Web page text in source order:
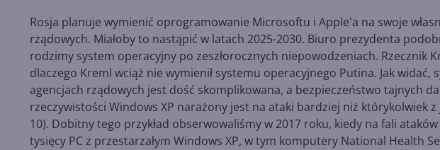
Rosja planuje wymienić oprogramowanie Microsoftu i Apple'a na swoje
rządowych. Miałoby to nastąpić w latach 2025-2030. Biuro prezydenta
rodzimy system operacyjny po zeszłorocznych niepowodzeniach. Rzecznik
dlaczego Kreml wciąż nie wymienił systemu operacyjnego Putina. Jak
agencjach rządowych jest dość skomplikowana, a bezpieczeństwo tajnych
rzeczywistości Windows XP narażony jest na ataki bardziej niż którykolwiek
10). Dobitny tego przykład obserwowaliśmy w 2017 roku, kiedy na fali
tysięcy PC z przestarzałym Windows XP, w tym komputery National Health